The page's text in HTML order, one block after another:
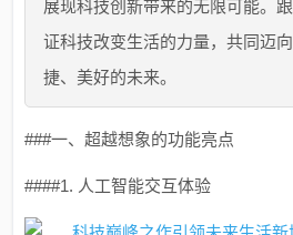
展现科技创新带来的无限可能。
证科技改变生活的力量，共同迈
捷、美好的未来。
###一、超越想象的功能亮点
####1. 人工智能交互体验